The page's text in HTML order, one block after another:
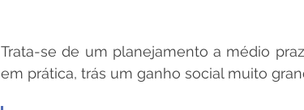
Trata-se de um planejamento a médio
em prática, trás um ganho social muito